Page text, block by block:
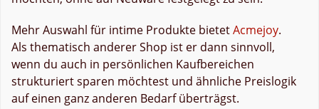
Mehr Auswahl für intime Produkte bietetAcmejoy.
Als thematisch anderer Shop ist er dann sinnvoll,
wenn du auch in persönlichen Kaufbereichen
strukturiert sparen möchtest und ähnliche Preislogik
auf einen ganz anderen Bedarf überträgst.